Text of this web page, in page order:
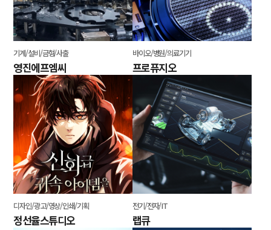
기계/설비/금형/사출
영진에프엠씨
바이오/병원/의료기기
프로퓨지오
디자인/광고/영상/인쇄/기획
정선율스튜디오
전기/전자/IT
랩큐